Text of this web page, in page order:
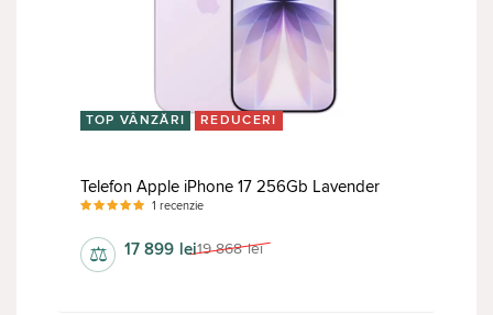
TOP VÂNZĂRI REDUCERI
Telefon Apple iPhone 17 256Gb Lavender
1 recenzie
19 868 lei
17 899 lei
⚖